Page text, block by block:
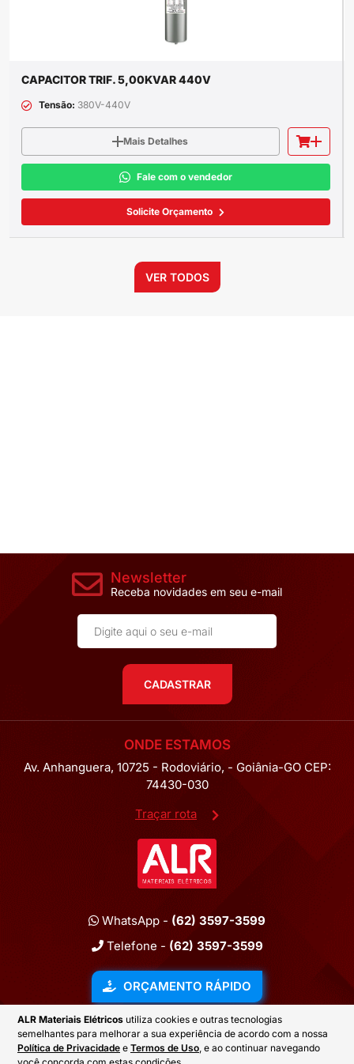
ALR Materiais Elétricos utiliza cookies e outras tecnologias
semelhantes para melhorar a sua experiência de acordo com a nossa
Política de Privacidade e Termos de Uso, e ao continuar navegando
CAPACITOR TRIF. 5,00KVAR 440V
Tensão: 380V-440V
Mais Detalhes
Fale com o vendedor
Solicite Orçamento
VER TODOS
Newsletter
Receba novidades em seu e-mail
CADASTRAR
ONDE ESTAMOS
Av. Anhanguera, 10725 - Rodoviário, - Goiânia-GO CEP:
74430-030
Traçar rota
WhatsApp - (62) 3597-3599
Telefone - (62) 3597-3599
ORÇAMENTO RÁPIDO
2026 © ALR MATERIAIS ELÉTRICOS